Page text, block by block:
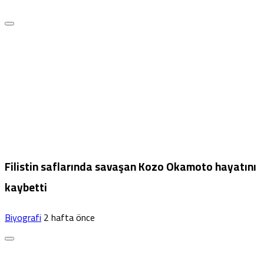
Filistin saflarında savaşan Kozo Okamoto hayatını
kaybetti
Biyografi2 hafta önce